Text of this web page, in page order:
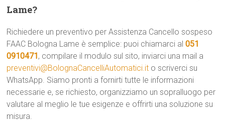
Lame?
Richiedere un preventivo per Assistenza Cancello sospeso
FAAC Bologna Lame è semplice: puoi chiamarci al051
0910471, compilare il modulo sul sito, inviarci una mail a
preventivi@BolognaCancelliAutomatici.it o scriverci su
WhatsApp. Siamo pronti a fornirti tutte le informazioni
necessarie e, se richiesto, organizziamo un sopralluogo per
valutare al meglio le tue esigenze e offrirti una soluzione su
misura.